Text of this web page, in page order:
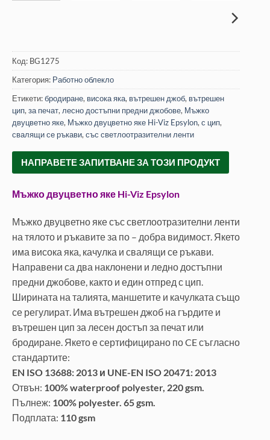
Код: BG1275
Категория: Работно облекло
Етикети:бродиране, висока яка, вътрешен джоб, вътрешен
цип, за печат, лесно достъпни предни джобове, Мъжко
двуцветно яке, Мъжко двуцветно яке Hi-Viz Epsylon, с цип,
свалящи се ръкави, със светлоотразителни ленти
НАПРАВЕТЕ ЗАПИТВАНЕ ЗА ТОЗИ ПРОДУКТ
Мъжко двуцветно яке Hi-Viz Epsylon
Мъжко двуцветно яке със светлоотразителни ленти
на тялото и ръкавите за по – добра видимост. Якето
има висока яка, качулка и свалящи се ръкави.
Направени са два наклонени и ледно достъпни
предни джобове, както и един отпред с цип.
Ширината на талията, маншетите и качулката също
се регулират. Има вътрешен джоб на гърдите и
вътрешен цип за лесен достъп за печат или
бродиране. Якето е сертифицирано по CE съгласно
стандартите:
EN ISO 13688: 2013 и UNE-EN ISO 20471: 2013
Отвън: 100% waterproof polyester, 220 gsm.
Пълнеж: 100% polyester. 65 gsm.
Подплата: 110 gsm